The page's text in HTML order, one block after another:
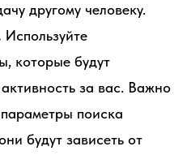
другому человеку.
Используйте
которые будут
за вас. Важно
поиска
будут зависеть от